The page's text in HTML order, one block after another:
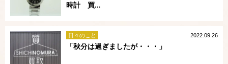
時計 買...
日々のこと 2022.09.26
「秋分は過ぎましたが・・・」